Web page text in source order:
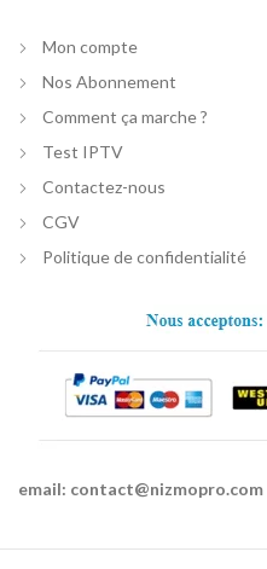
Mon compte
Nos Abonnement
Comment ça marche ?
Test IPTV
Contactez-nous
CGV
Politique de confidentialité
email: contact@nizmopro.com